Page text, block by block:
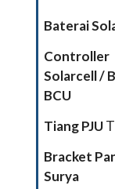
Baterai
Controller
Solarcell/
BCU
Tiang PJU
Bracket
Surya